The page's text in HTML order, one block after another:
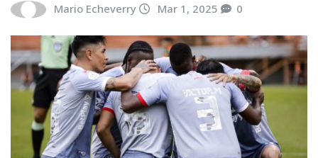
Mario Echeverry Mar 1, 2025 0